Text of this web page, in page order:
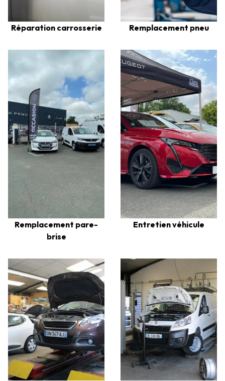
Réparation carrosserie Remplacement pneu
Remplacement pare-
brise
Entretien véhicule